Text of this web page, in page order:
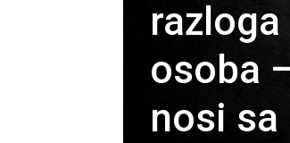
osoba
nosi